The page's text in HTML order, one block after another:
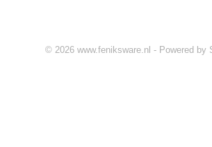
© 2026 www.feniksware.nl - Powered by